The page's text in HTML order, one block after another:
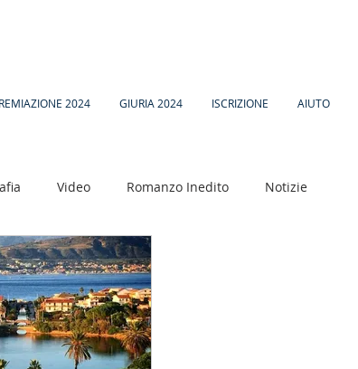
2024 GIURIA 2024 ISCRIZIONE AIUTO
Video Romanzo Inedito Notizie